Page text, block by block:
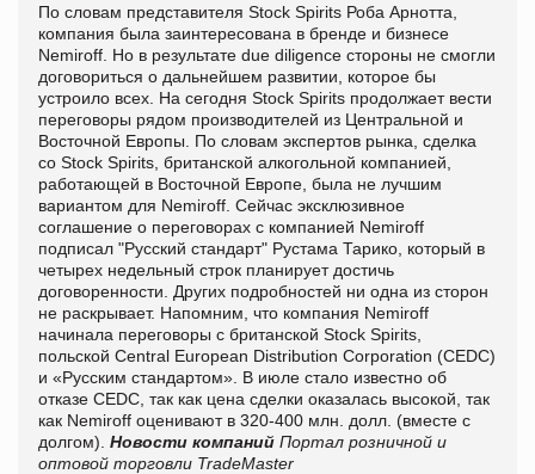
По словам представителя Stock Spirits Роба Арнотта,
компания была заинтересована в бренде и бизнесе
Nemiroff. Но в результате due diligence стороны не смогли
договориться о дальнейшем развитии, которое бы
устроило всех. На сегодня Stock Spirits продолжает вести
переговоры рядом производителей из Центральной и
Восточной Европы. По словам экспертов рынка, сделка
со Stock Spirits, британской алкогольной компанией,
работающей в Восточной Европе, была не лучшим
вариантом для Nemiroff. Сейчас эксклюзивное
соглашение о переговорах с компанией Nemiroff
подписал "Русский стандарт" Рустама Тарико, который в
четырех недельный строк планирует достичь
договоренности. Других подробностей ни одна из сторон
не раскрывает. Напомним, что компания Nemiroff
начинала переговоры с британской Stock Spirits,
польской Central European Distribution Corporation (CEDC)
и «Русским стандартом». В июле стало известно об
отказе CEDC, так как цена сделки оказалась высокой, так
как Nemiroff оценивают в 320-400 млн. долл. (вместе с
долгом). Новости компаний Портал розничной и
оптовой торговли TradeMaster